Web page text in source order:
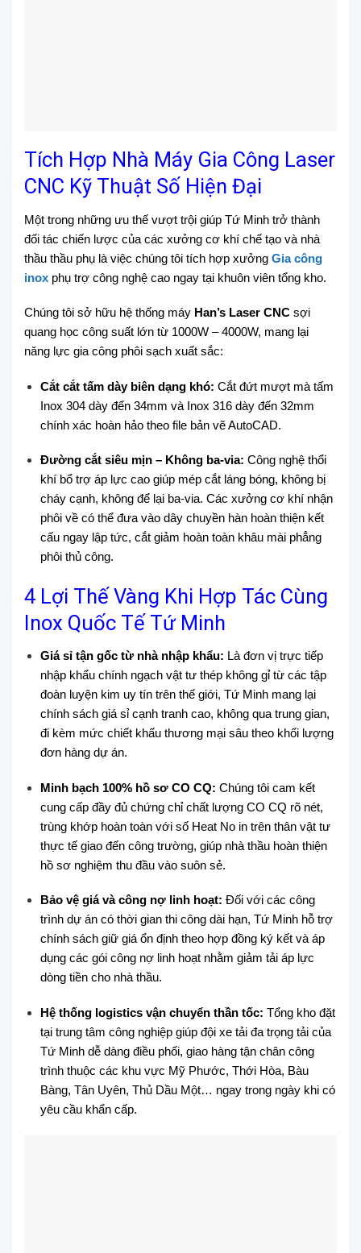
Tích Hợp Nhà Máy Gia Công Laser
CNC Kỹ Thuật Số Hiện Đại
Một trong những ưu thế vượt trội giúp Tứ Minh trở thành
đối tác chiến lược của các xưởng cơ khí chế tạo và nhà
thầu thầu phụ là việc chúng tôi tích hợp xưởng Gia công
inox phụ trợ công nghệ cao ngay tại khuôn viên tổng kho.
Chúng tôi sở hữu hệ thống máy Han’s Laser CNC sợi
quang học công suất lớn từ 1000W – 4000W, mang lại
năng lực gia công phôi sạch xuất sắc:
Cắt cắt tấm dày biên dạng khó: Cắt đứt mượt mà tấm
Inox 304 dày đến 34mm và Inox 316 dày đến 32mm
chính xác hoàn hảo theo file bản vẽ AutoCAD.
Đường cắt siêu mịn – Không ba-via: Công nghệ thổi
khí bổ trợ áp lực cao giúp mép cắt láng bóng, không bị
cháy cạnh, không để lại ba-via. Các xưởng cơ khí nhận
phôi về có thể đưa vào dây chuyền hàn hoàn thiện kết
cấu ngay lập tức, cắt giảm hoàn toàn khâu mài phẳng
phôi thủ công.
4 Lợi Thế Vàng Khi Hợp Tác Cùng
Inox Quốc Tế Tứ Minh
Giá sỉ tận gốc từ nhà nhập khẩu: Là đơn vị trực tiếp
nhập khẩu chính ngạch vật tư thép không gỉ từ các tập
đoàn luyện kim uy tín trên thế giới, Tứ Minh mang lại
chính sách giá sỉ cạnh tranh cao, không qua trung gian,
đi kèm mức chiết khấu thương mại sâu theo khối lượng
đơn hàng dự án.
Minh bạch 100% hồ sơ CO CQ: Chúng tôi cam kết
cung cấp đầy đủ chứng chỉ chất lượng CO CQ rõ nét,
trùng khớp hoàn toàn với số Heat No in trên thân vật tư
thực tế giao đến công trường, giúp nhà thầu hoàn thiện
hồ sơ nghiệm thu đầu vào suôn sẻ.
Bảo vệ giá và công nợ linh hoạt: Đối với các công
trình dự án có thời gian thi công dài hạn, Tứ Minh hỗ trợ
chính sách giữ giá ổn định theo hợp đồng ký kết và áp
dụng các gói công nợ linh hoạt nhằm giảm tải áp lực
dòng tiền cho nhà thầu.
Hệ thống logistics vận chuyển thần tốc: Tổng kho đặt
tại trung tâm công nghiệp giúp đội xe tải đa trọng tải của
Tứ Minh dễ dàng điều phối, giao hàng tận chân công
trình thuộc các khu vực Mỹ Phước, Thới Hòa, Bàu
Bàng, Tân Uyên, Thủ Dầu Một… ngay trong ngày khi có
yêu cầu khẩn cấp.